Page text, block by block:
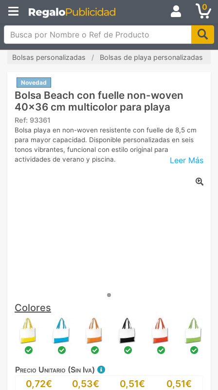
0
Busca por Nombre o Ref de Producto
Bolsas personalizadas Bolsas de playa personalizadas
Novedad
Bolsa Beach con fuelle non-woven
40x36 cm multicolor para playa
Ref: 93361
Leer Más
Bolsa playa en non-woven resistente con fuelle de 8,5 cm
para mayor capacidad. Disponible personalizadas en seis
tonos vibrantes, funcional con estilo original para
actividades de verano y piscina.
Colores
Precio Unitario (Sin Iva)
0,72€ 0,53€ 0,51€ 0,51€